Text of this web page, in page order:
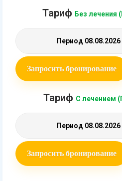
Тариф Без лечения
Период
Запросить бронирование
Тариф С лечением
Период
Запросить бронирование